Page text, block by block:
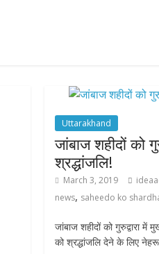
Uttarakhand
जांबाज शहीदों को
श्रद्धांजलि!
March 3, 2019
news, saheedo ko
जांबाज शहीदों को गुरुद्वारा में
को श्रद्धांजलि देने के लिए नेहरू